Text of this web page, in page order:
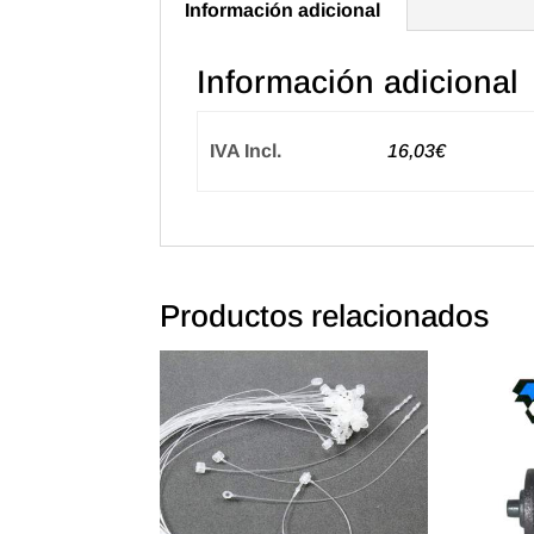
Información adicional
Información adicional
IVA Incl. 16,03€
Productos relacionados